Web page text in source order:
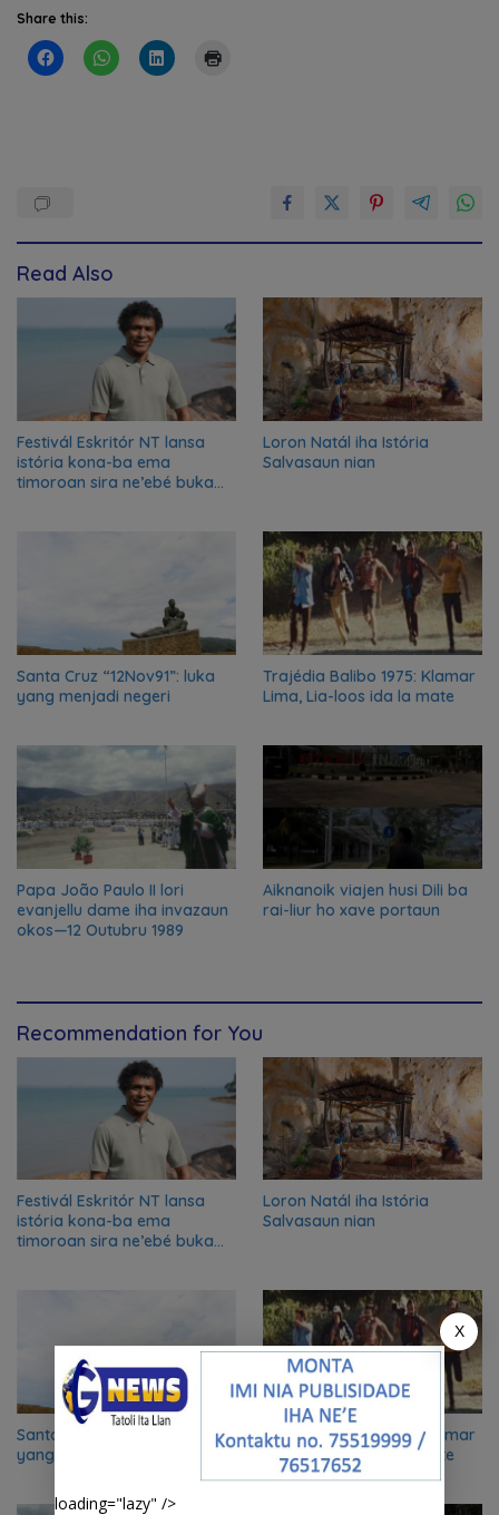
Share this:
Read Also
Festivál Eskritór NT lansa
istória kona-ba ema
timoroan sira ne’ebé buka
Loron Natál iha Istória
Salvasaun nian
Santa Cruz “12Nov91”: luka
yang menjadi negeri
Trajédia Balibo 1975: Klamar
Lima, Lia-loos ida la mate
Papa João Paulo II lori
evanjellu dame iha invazaun
okos—12 Outubru 1989
Aiknanoik viajen husi Dili ba
rai-liur ho xave portaun
Recommendation for You
Festivál Eskritór NT lansa
istória kona-ba ema
timoroan sira ne’ebé buka
Loron Natál iha Istória
Salvasaun nian
Santa Cruz “12Nov91”: luka
yang menjadi negeri
Trajédia Balibo 1975: Klamar
Lima, Lia-loos ida la mate
X
loading="lazy" />